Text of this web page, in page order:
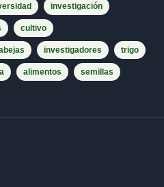
investigación
cultivo
investigadores trigo
alimentos semillas